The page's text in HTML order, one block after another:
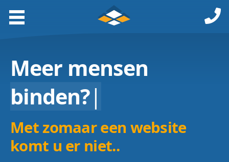
Meer mensen
binden?|
Met zomaar een website
komt u er niet..